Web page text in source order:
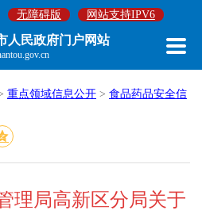
无障碍版 网站支持IPV6
人民政府门户网站
重点领域信息公开 > 食品药品安全信
理局高新区分局关于